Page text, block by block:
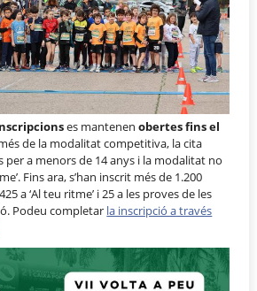
es mantenenobertes fins el
de la modalitat competitiva, la cita
a menors de 14 anys i la modalitat no
Fins ara, s’han inscrit més de 1.200
a ‘Al teu ritme’ i 25 a les proves de les
Podeu completar la inscripció a través